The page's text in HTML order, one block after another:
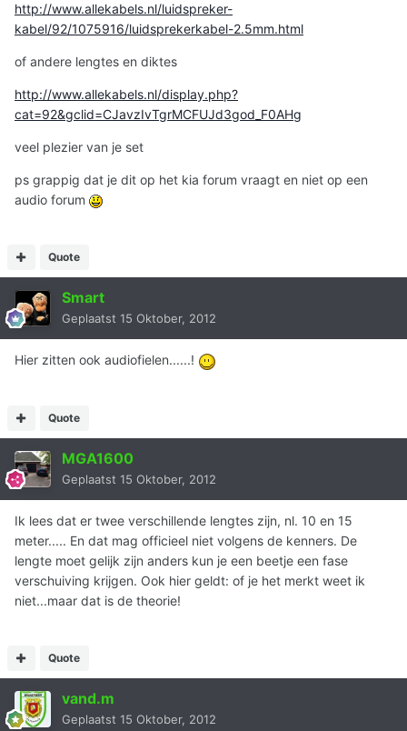
http://www.allekabels.nl/luidspreker-
kabel/92/1075916/luidsprekerkabel-2.5mm.html
of andere lengtes en diktes
http://www.allekabels.nl/display.php?
cat=92&gclid=CJavzIvTgrMCFUJd3god_F0AHg
veel plezier van je set
ps grappig dat je dit op het kia forum vraagt en niet op een
audio forum
Quote
Smart
Geplaatst 15 Oktober, 2012
Hier zitten ook audiofielen......!
Quote
MGA1600
Geplaatst 15 Oktober, 2012
Ik lees dat er twee verschillende lengtes zijn, nl. 10 en 15
meter..... En dat mag officieel niet volgens de kenners. De
lengte moet gelijk zijn anders kun je een beetje een fase
verschuiving krijgen. Ook hier geldt: of je het merkt weet ik
niet...maar dat is de theorie!
Quote
vand.m
Geplaatst 15 Oktober, 2012